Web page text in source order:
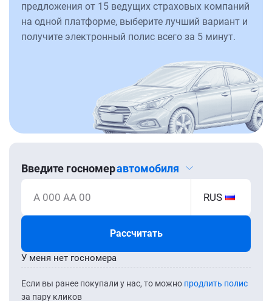
предложения от 15 ведущих страховых компаний
на одной платформе, выберите лучший вариант и
получите электронный полис всего за 5 минут.
Введите госномеравтомобиля
А 000 АА 00 RUS
Рассчитать
Если вы ранее покупали у нас, то можно продлить полис
за пару кликов
У меня нет госномера